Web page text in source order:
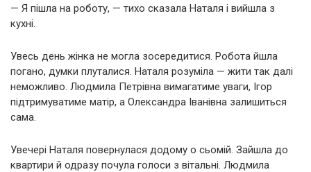
— Я пішла на роботу, — тихо сказала Наталя і вийшла з
кухні.
Увесь день жінка не могла зосередитися. Робота йшла
погано, думки плуталися. Наталя розуміла — жити так далі
неможливо. Людмила Петрівна вимагатиме уваги, Ігор
підтримуватиме матір, а Олександра Іванівна залишиться
сама.
Увечері Наталя повернулася додому о сьомій. Зайшла до
квартири й одразу почула голоси з вітальні. Людмила